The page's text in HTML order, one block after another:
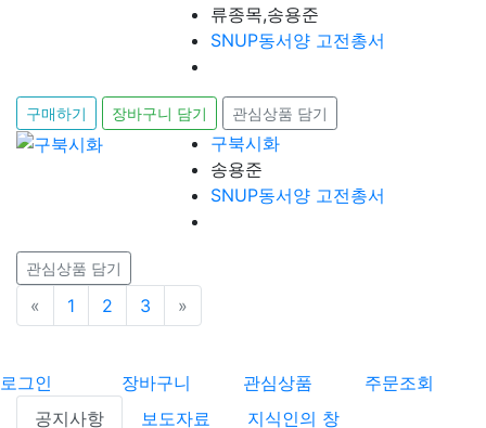
류종목,송용준
SNUP동서양 고전총서
구매하기 장바구니 담기 관심상품 담기
구북시화
송용준
SNUP동서양 고전총서
관심상품 담기
« 이전
1 2 3 »
로그인 장바구니 관심상품
주문조회
공지사항
보도자료
지식인의 창